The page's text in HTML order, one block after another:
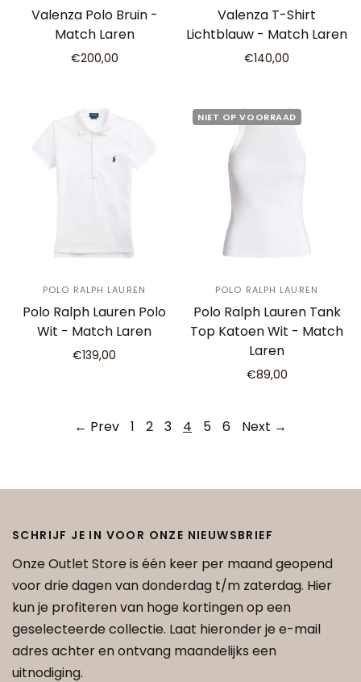
Valenza Polo Bruin -
Match Laren
€200,00
Valenza T-Shirt
Lichtblauw - Match Laren
€140,00
POLO RALPH LAUREN
Polo Ralph Lauren Polo
Wit - Match Laren
€139,00
NIET OP VOORRAAD
POLO RALPH LAUREN
Polo Ralph Lauren Tank
Top Katoen Wit - Match
Laren
€89,00
← Prev 1 2 3 4 5 6 Next →
SCHRIJF JE IN VOOR ONZE NIEUWSBRIEF
Onze Outlet Store is één keer per maand geopend
voor drie dagen van donderdag t/m zaterdag. Hier
kun je profiteren van hoge kortingen op een
geselecteerde collectie. Laat hieronder je e-mail
adres achter en ontvang maandelijks een
uitnodiging.